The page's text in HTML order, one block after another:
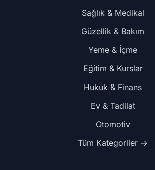
Sağlık & Medikal
Güzellik & Bakım
Yeme & İçme
Eğitim & Kurslar
Hukuk & Finans
Ev & Tadilat
Otomotiv
Tüm Kategoriler →